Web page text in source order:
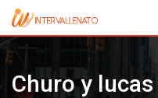
Skip
content
Churo y